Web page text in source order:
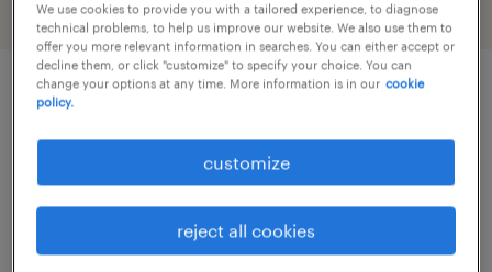
job details
職種
フォークリフト、入出荷
We use cookies to provide you with a tailored experience, to diagnose
technical problems, to help us improve our website. We also use them to
offer you more relevant information in searches. You can either accept or
decline them, or click "customize" to specify your choice. You can
change your options at any time. More information is in our cookie
policy.
customize
reject all cookies